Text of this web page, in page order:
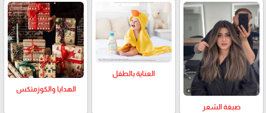
صبغة الشعر
العناية بالطفل
الهدايا والكوزمتكس